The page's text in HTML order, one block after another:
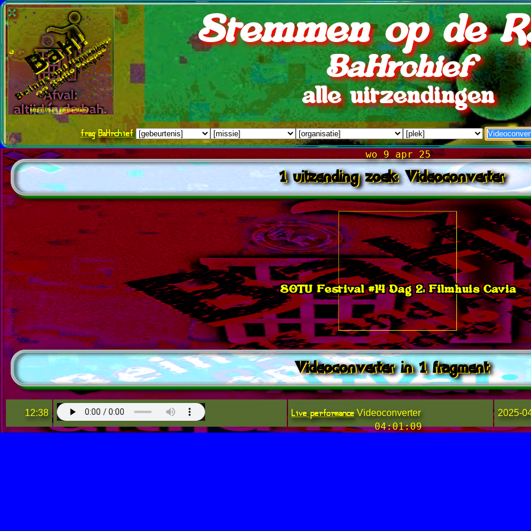
Stemmen op de
BaHrchief
alle uitzendingen
fragBaHrchief
1 uitzending zoek: Videoconverter
wo 9 apr 25
SOTU Festival #14 Dag 2: Filmhuis Cavia
04:01:09
Videoconverter in 1 fragment
12:38 Live performanceVideoconverter 2025-